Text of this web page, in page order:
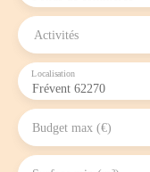
Activités
Frévent 62270
Localisation
Budget max (€)